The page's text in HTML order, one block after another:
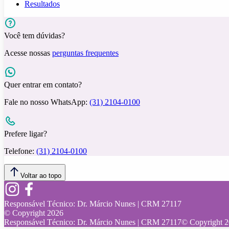
Resultados
Você tem dúvidas?
Acesse nossas perguntas frequentes
Quer entrar em contato?
Fale no nosso WhatsApp: (31) 2104-0100
Prefere ligar?
Telefone: (31) 2104-0100
Voltar ao topo
Responsável Técnico: Dr. Márcio Nunes | CRM 27117
© Copyright 2026
Responsável Técnico: Dr. Márcio Nunes | CRM 27117© Copyright